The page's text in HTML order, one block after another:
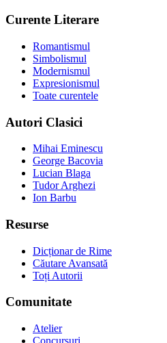
Curente Literare
Romantismul
Simbolismul
Modernismul
Expresionismul
Toate curentele
Autori Clasici
Mihai Eminescu
George Bacovia
Lucian Blaga
Tudor Arghezi
Ion Barbu
Resurse
Dicționar de Rime
Căutare Avansată
Toți Autorii
Comunitate
Atelier